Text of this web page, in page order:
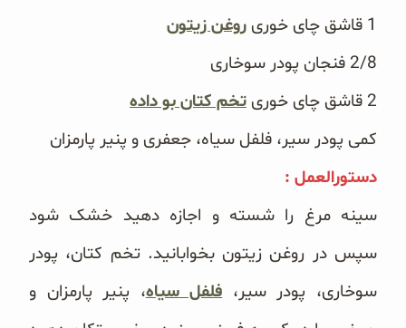
غلات و دانه‌های سالم
صبحانه و میان وعده
پک سلامتی OAB
کتاب‌های OAB
وبلاگ
1 قاشق چای خوری
روغن زیتون
2/8 فنجان پودر سوخاری
2 قاشق چای خوری
تخم کتان بو داده
کمی پودر سیر، فلفل سیاه، جعفری و پنیر پارمزان
دستورالعمل :
سینه مرغ را شسته و اجازه دهید خشک شود
سپس در روغن زیتون بخوابانید. تخم کتان، پودر
سوخاری، پودر سیر،فلفل سیاه، پنیر پارمزان و